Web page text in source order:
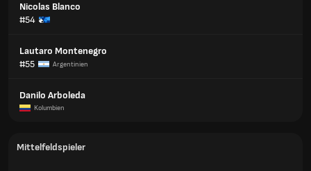
Nicolas Blanco
#54
Lautaro Montenegro
#55
Argentinien
Danilo Arboleda
Kolumbien
Mittelfeldspieler